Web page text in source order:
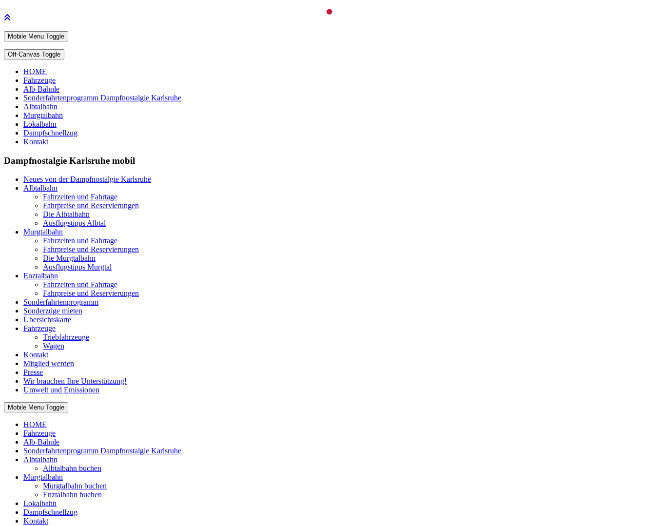
Mobile Menu Toggle
Off-Canvas Toggle
HOME
Fahrzeuge
Alb-Bähnle
Sonderfahrtenprogramm Dampfnostalgie Karlsruhe
Albtalbahn
Murgtalbahn
Lokalbahn
Dampfschnellzug
Kontakt
Dampfnostalgie Karlsruhe mobil
Neues von der Dampfnostalgie Karlsruhe
Albtalbahn
Fahrzeiten und Fahrtage
Fahrpreise und Reservierungen
Die Albtalbahn
Ausflugstipps Albtal
Murgtalbahn
Fahrzeiten und Fahrtage
Fahrpreise und Reservierungen
Die Murgtalbahn
Ausflugstipps Murgtal
Enztalbahn
Fahrzeiten und Fahrtage
Fahrpreise und Reservierungen
Sonderfahrtenprogramm
Sonderzüge mieten
Übersichtskarte
Fahrzeuge
Triebfahrzeuge
Wagen
Kontakt
Mitglied werden
Presse
Wir brauchen Ihre Unterstützung!
Umwelt und Emissionen
Mobile Menu Toggle
HOME
Fahrzeuge
Alb-Bähnle
Sonderfahrtenprogramm Dampfnostalgie Karlsruhe
Albtalbahn
Albtalbahn buchen
Murgtalbahn
Murgtalbahn buchen
Enztalbahn buchen
Lokalbahn
Dampfschnellzug
Kontakt